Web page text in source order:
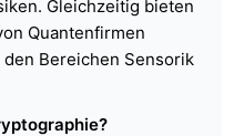
Gleichzeitig bieten
Quantenfirmen
Bereichen Sensorik